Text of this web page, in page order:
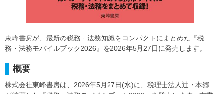
東峰書房が、最新の税務・法務知識をコンパクトにまとめた『税
務・法務モバイルブック2026』を2026年5月27日に発売します。
概要
株式会社東峰書房は、2026年5月27日(水)に、税理士法人辻・本郷